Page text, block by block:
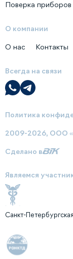
Поверка приборов
О компании
О нас Контакты
Всегда на связи
Политика
2009-2026, ООО
Сделано в
Являемся
Санкт-